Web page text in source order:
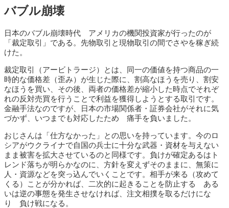
バブル崩壊
日本のバブル崩壊時代 アメリカの機関投資家が行ったのが
「裁定取引」である。先物取引と現物取引の間でさやを稼ぎ続
けた。
裁定取引（アービトラージ）とは、同一の価値を持つ商品の一
時的な価格差（歪み）が生じた際に、割高なほうを売り、割安
なほうを買い、その後、両者の価格差が縮小した時点でそれぞ
れの反対売買を行うことで利益を獲得しようとする取引です。
金融手法なのですが、日本の市場関係者・証券会社がそれに気
づかず、いつまでも対応したため 痛手を負いました。
おじさんは「仕方なかった」との思いを持っています。今のロ
シアがウクライナで自国の兵士に十分な武器・資材を与えない
まま被害を拡大させているのと同様です。負けが確定あるはト
レンド落ちが明らかなのに、方針を変えずそのままに、無策に
人・資源などを突っ込んでいくことです。相手が来る（攻めて
くる）ことが分かれば、二次的に起きることを防止する ある
いは逆の事態を発生させなければ、注文相撲を取るだけにな
り 負け戦になる。